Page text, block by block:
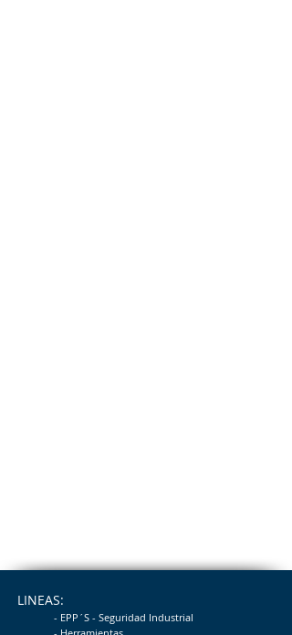
LINEAS:
- EPP´S - Seguridad Industrial